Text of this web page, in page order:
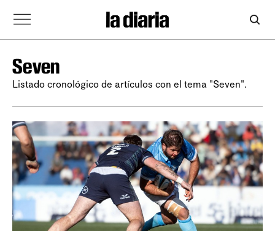
Seven
Listado cronológico de artículos con el tema "Seven".